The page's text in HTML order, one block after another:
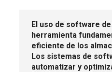
El uso de software
herramienta
eficiente de los
Los sistemas de
automatizar y